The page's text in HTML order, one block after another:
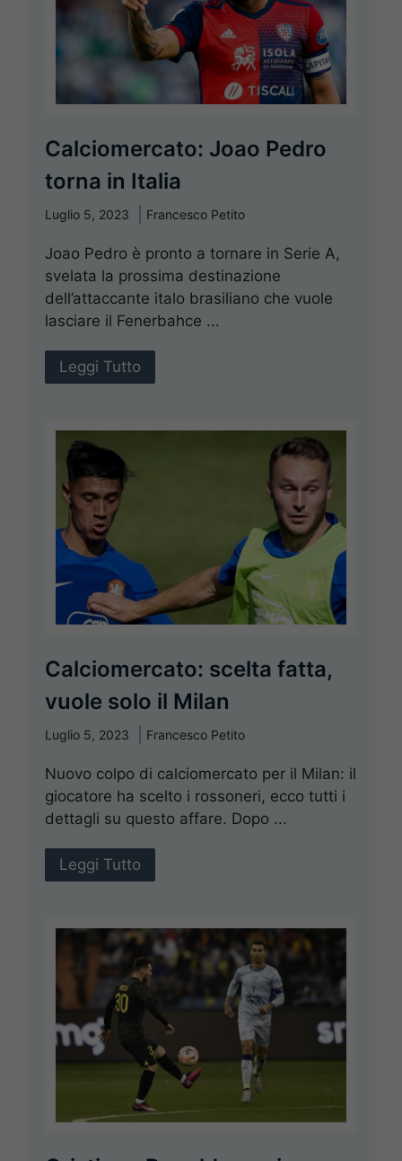
Calciomercato: Joao Pedro
torna in Italia
Luglio 5, 2023 Francesco Petito
Joao Pedro è pronto a tornare in Serie A,
svelata la prossima destinazione
dell’attaccante italo brasiliano che vuole
lasciare il Fenerbahce ...
Leggi Tutto
Calciomercato: scelta fatta,
vuole solo il Milan
Luglio 5, 2023 Francesco Petito
Nuovo colpo di calciomercato per il Milan: il
giocatore ha scelto i rossoneri, ecco tutti i
dettagli su questo affare. Dopo ...
Leggi Tutto